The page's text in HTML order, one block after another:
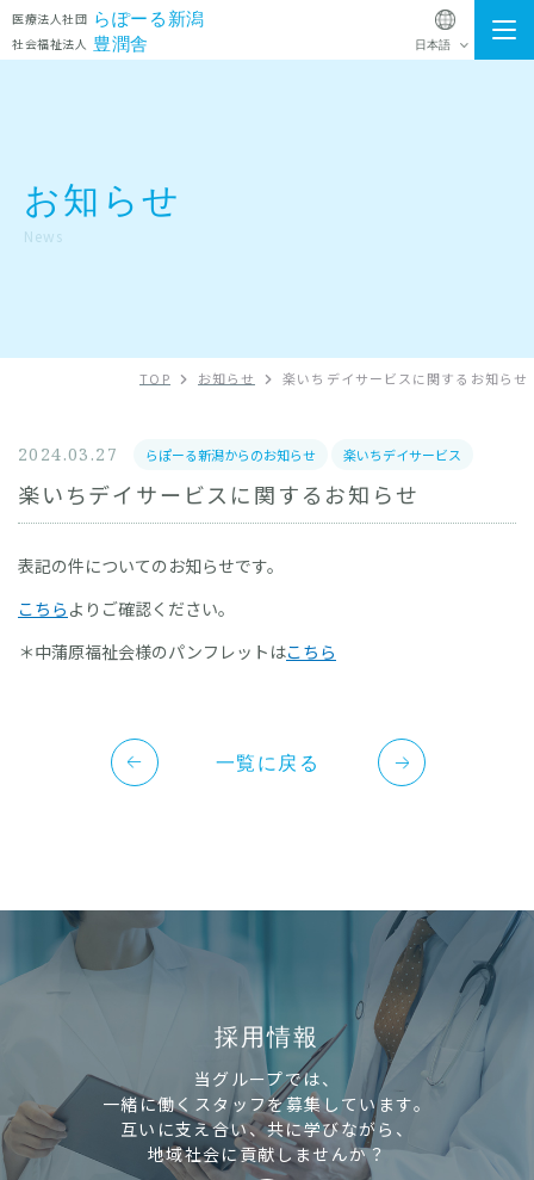
医療法人社団 らぽーる新潟
社会福祉法人 豊潤舎
お知らせ
Instagram
ゆきよしクリニック
通所リハビリテーション
リハビリテーションセンター
お問い合わせ
お知らせ
News
TOP お知らせ 楽いちデイサービスに関するお知らせ
2024.03.27 らぽーる新潟からのお知らせ 楽いちデイサービス
楽いちデイサービスに関するお知らせ
表記の件についてのお知らせです。
こちら よりご確認ください。
＊中蒲原福祉会様のパンフレットはこちら
一覧に戻る
採用情報
当グループでは、
一緒に働くスタッフを募集しています。
互いに支え合い、共に学びながら、
地域社会に貢献しませんか？